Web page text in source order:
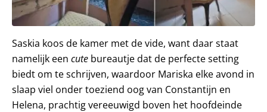
Saskia koos de kamer met de vide, want daar staat
namelijk een cute bureautje dat de perfecte setting
biedt om te schrijven, waardoor Mariska elke avond in
slaap viel onder toeziend oog van Constantijn en
Helena, prachtig vereeuwigd boven het hoofdeinde